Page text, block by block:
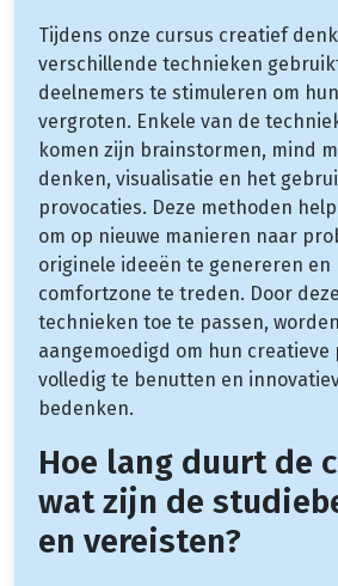
Tijdens onze cursus creatief
verschillende technieken
deelnemers te stimuleren om
vergroten. Enkele van de
komen zijn brainstormen, mind
denken, visualisatie en het
provocaties. Deze methoden
om op nieuwe manieren naar
originele ideeën te genereren en
comfortzone te treden. Door
technieken toe te passen,
aangemoedigd om hun
volledig te benutten en
bedenken.
Hoe lang duurt de
wat zijn de
en vereisten?